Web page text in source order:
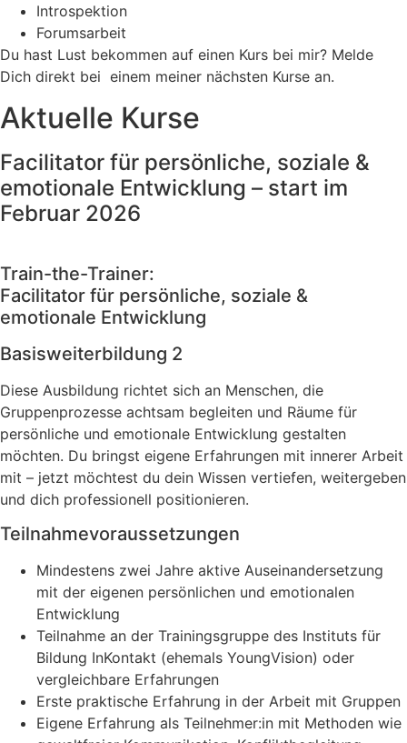
Introspektion
Forumsarbeit
Du hast Lust bekommen auf einen Kurs bei mir? Melde
Dich direkt bei einem meiner nächsten Kurse an.
Aktuelle Kurse
Facilitator für persönliche, soziale &
emotionale Entwicklung – start im
Februar 2026
Train-the-Trainer:
Facilitator für persönliche, soziale &
emotionale Entwicklung​
Basisweiterbildung 2
Diese Ausbildung richtet sich an Menschen, die
Gruppenprozesse achtsam begleiten und Räume für
persönliche und emotionale Entwicklung gestalten
möchten. Du bringst eigene Erfahrungen mit innerer Arbeit
mit – jetzt möchtest du dein Wissen vertiefen, weitergeben
und dich professionell positionieren.
Teilnahmevoraussetzungen​
Mindestens zwei Jahre aktive Auseinandersetzung
mit der eigenen persönlichen und emotionalen
Entwicklung
Teilnahme an der Trainingsgruppe des Instituts für
Bildung InKontakt (ehemals YoungVision) oder
vergleichbare Erfahrungen
Erste praktische Erfahrung in der Arbeit mit Gruppen
Eigene Erfahrung als Teilnehmer:in mit Methoden wie